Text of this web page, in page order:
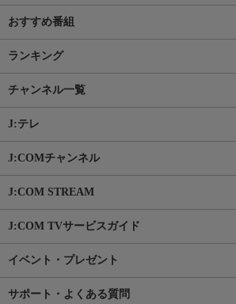
おすすめ番組
ランキング
チャンネル一覧
J:テレ
J:COMチャンネル
J:COM STREAM
J:COM TVサービスガイド
イベント・プレゼント
サポート・よくある質問